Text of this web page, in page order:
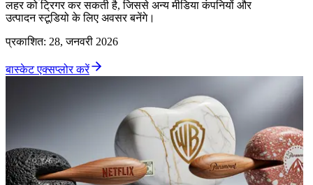
लहर को ट्रिगर कर सकती है, जिससे अन्य मीडिया कंपनियों और
उत्पादन स्टूडियो के लिए अवसर बनेंगे।
प्रकाशित: 28, जनवरी 2026
बास्केट एक्सप्लोर करें